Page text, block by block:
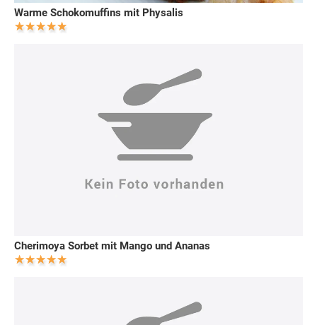
Warme Schokomuffins mit Physalis
Cherimoya Sorbet mit Mango und Ananas